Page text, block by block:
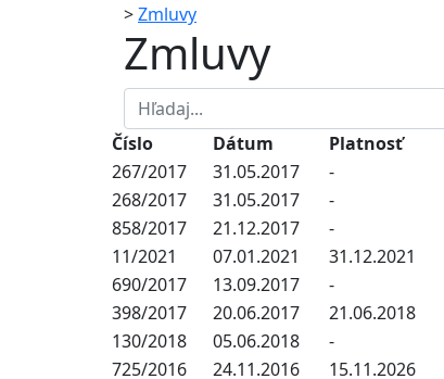
>Zmluvy
Zmluvy
Číslo Dátum Platnosť
267/2017
31.05.2017 -
268/2017
31.05.2017 -
858/2017
21.12.2017 -
11/2021
07.01.2021 31.12.2021
690/2017
13.09.2017 -
398/2017
20.06.2017 21.06.2018
130/2018
05.06.2018 -
725/2016
24.11.2016 15.11.2026